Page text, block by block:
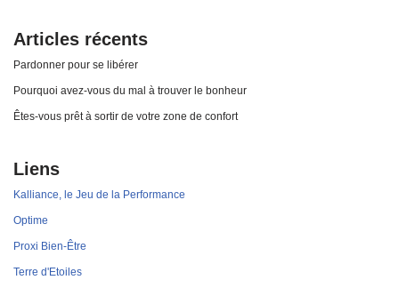
Articles récents
Pardonner pour se libérer
Pourquoi avez-vous du mal à trouver le bonheur
Êtes-vous prêt à sortir de votre zone de confort
Liens
Kalliance, le Jeu de la Performance
Optime
Proxi Bien-Être
Terre d'Etoiles